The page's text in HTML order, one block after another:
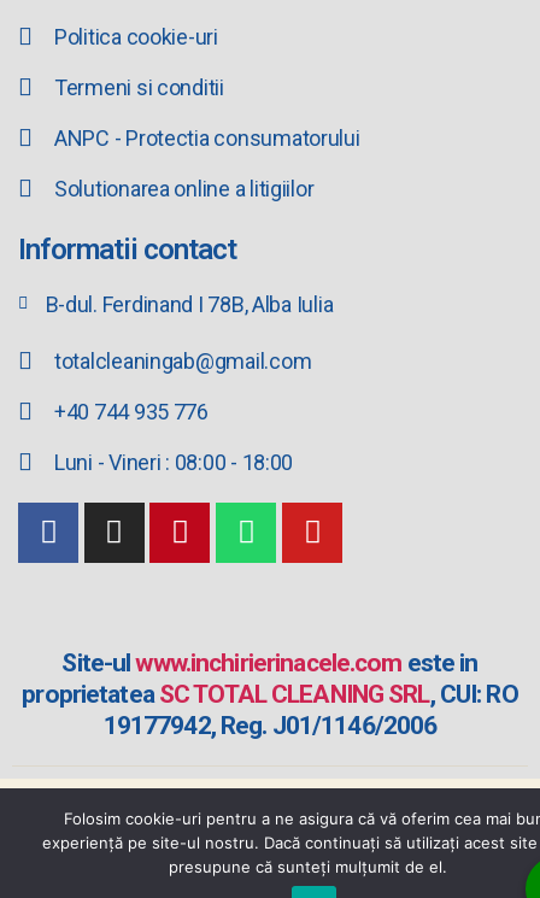
Politica cookie-uri
Termeni si conditii
ANPC - Protectia consumatorului
Solutionarea online a litigiilor
Informatii contact
B-dul. Ferdinand I 78B, Alba Iulia
totalcleaningab@gmail.com
+40 744 935 776
Luni - Vineri : 08:00 - 18:00
Site-ulwww.inchirierinacele.com este in
proprietatea SC TOTAL CLEANING SRL, CUI: RO
19177942, Reg. J01/1146/2006
Website dezvoltat de
Folosim cookie-uri pentru a ne asigura că vă oferim cea mai
experiență pe site-ul nostru. Dacă continuați să utilizați acest site
presupune că sunteți mulțumit de el.